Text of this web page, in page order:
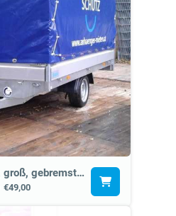
1-Achs-Anhänger, groß, gebremst (6d)
€49,00